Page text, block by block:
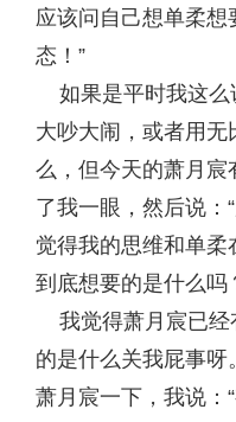
应该问自己想单柔
态！”
如果是平时我这么
大吵大闹，或者用
么，但今天的萧月
了我一眼，然后说：
觉得我的思维和单
到底想要的是什么吗
我觉得萧月宸已经
的是什么关我屁事呀
萧月宸一下，我说：